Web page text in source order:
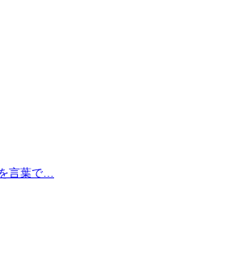
言葉で…